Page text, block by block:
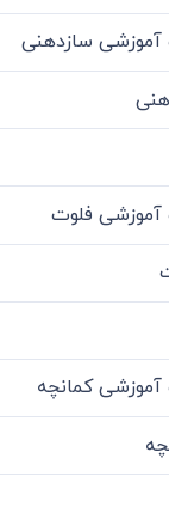
سازدهنی
فلوت
کمانچه